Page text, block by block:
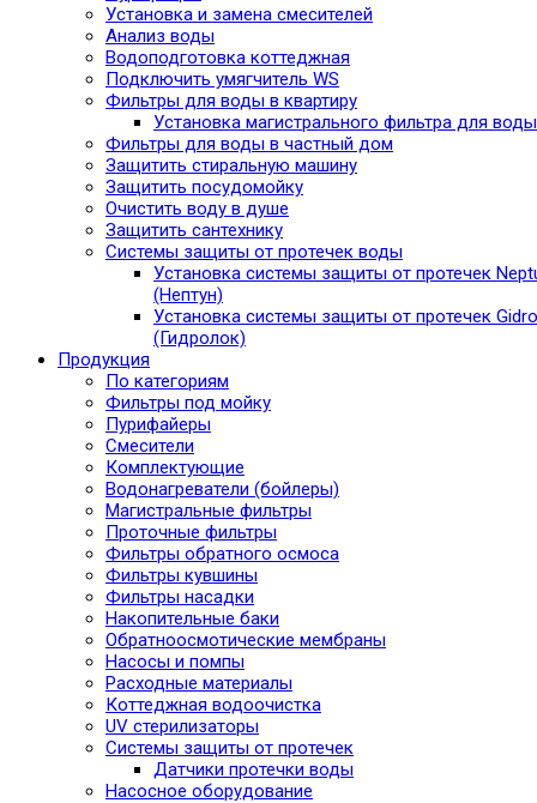
Установка и замена смесителей
Анализ воды
Водоподготовка коттеджная
Подключить умягчитель WS
Фильтры для воды в квартиру
Установка магистрального фильтра для воды
Фильтры для воды в частный дом
Защитить стиральную машину
Защитить посудомойку
Очистить воду в душе
Защитить сантехнику
Системы защиты от протечек воды
Установка системы защиты от протечек
(Нептун)
Установка системы защиты от протечек
(Гидролок)
Продукция
По категориям
Фильтры под мойку
Пурифайеры
Смесители
Комплектующие
Водонагреватели (бойлеры)
Магистральные фильтры
Проточные фильтры
Фильтры обратного осмоса
Фильтры кувшины
Фильтры насадки
Накопительные баки
Обратноосмотические мембраны
Насосы и помпы
Расходные материалы
Коттеджная водоочистка
UV стерилизаторы
Системы защиты от протечек
Датчики протечки воды
Насосное оборудование